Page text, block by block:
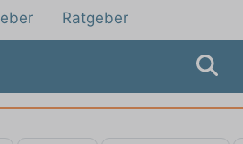
Ratgeber